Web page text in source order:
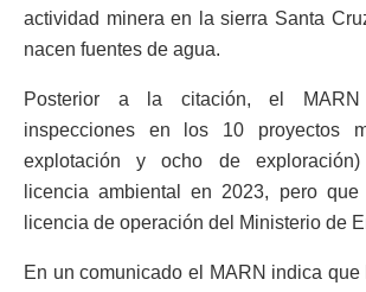
actividad minera en la sierra Santa
nacen fuentes de agua.
Posterior a la citación, el
inspecciones en los 10 proyectos
explotación y ocho de
licencia ambiental en 2023, pero
licencia de operación del Ministerio de
En un comunicado el MARN indica